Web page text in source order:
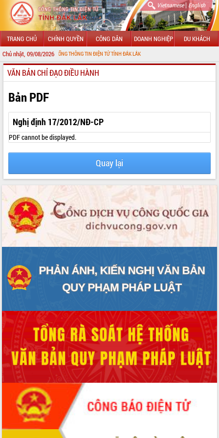
Vietnamese| English
TRANG CHỦ CHÍNH QUYỀN CÔNG DÂN DOANH NGHIỆP DU KHÁCH
Chủ nhật, 09/08/2026
ĐẾN VỚI CỔNG THÔNG TIN ĐIỆN TỬ TỈNH ĐẮK LẮK
GIỚI THIỆU
LÃNH ĐẠO UBND TỈNH
TIN TỨC SỰ KIỆN
SỞ, BAN, NGÀNH
UBND CÁC XÃ, PHƯỜNG
THÔNG TIN CHỈ ĐẠO ĐIỀU HÀNH
VĂN BẢN HĐND TỈNH
ĐIỂM TIN VĂN BẢN
VĂN BẢN CHỈ ĐẠO ĐIỀU HÀNH
Bản PDF
Nghị định 17/2012/NĐ-CP
PDF cannot be displayed.
Quay lại